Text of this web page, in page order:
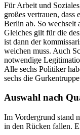
Für Arbeit und
großes vertrauen,
Berlin ab. So wechselt
Gleiches gilt für die
ist dann der
weichen muss. Auch
notwendige
Alle sechs Politiker
sechs die
Auswahl nach
Im Vordergrund stand
in den Rücken fallen.